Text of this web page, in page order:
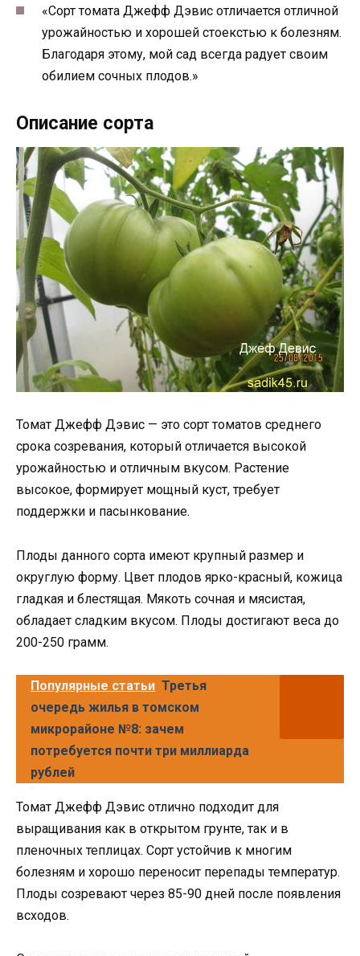
«Сорт томата Джефф Дэвис отличается отличной
урожайностью и хорошей стоекстью к болезням.
Благодаря этому, мой сад всегда радует своим
обилием сочных плодов.»
Описание сорта
Томат Джефф Дэвис — это сорт томатов среднего
срока созревания, который отличается высокой
урожайностью и отличным вкусом. Растение
высокое, формирует мощный куст, требует
поддержки и пасынкование.
Плоды данного сорта имеют крупный размер и
округлую форму. Цвет плодов ярко-красный, кожица
гладкая и блестящая. Мякоть сочная и мясистая,
обладает сладким вкусом. Плоды достигают веса до
200-250 грамм.
Популярные статьи Третья
очередь жилья в томском
микрорайоне №8: зачем
потребуется почти три миллиарда
рублей
Томат Джефф Дэвис отлично подходит для
выращивания как в открытом грунте, так и в
пленочных теплицах. Сорт устойчив к многим
болезням и хорошо переносит перепады температур.
Плоды созревают через 85-90 дней после появления
всходов.